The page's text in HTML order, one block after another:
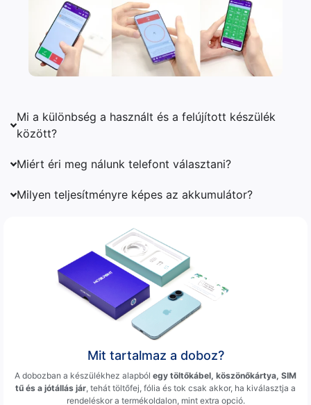
Mi a különbség a használt és a felújított készülék
között?
Miért éri meg nálunk telefont választani?
Milyen teljesítményre képes az akkumulátor?
Mit tartalmaz a doboz?
A dobozban a készülékhez alapból egy töltőkábel, köszönőkártya, SIM
tű és a jótállás jár , tehát töltőfej, fólia és tok csak akkor, ha kiválasztja a
rendeléskor a termékoldalon, mint extra opció.